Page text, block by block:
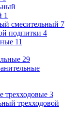
1
cмесительный 7
подпитки 4
11
29
трехходовые 3
трехходовой